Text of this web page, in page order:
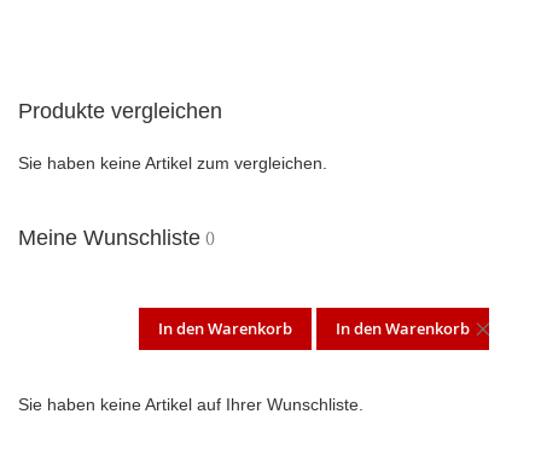
Produkte vergleichen
Sie haben keine Artikel zum vergleichen.
Meine Wunschliste
In den Warenkorb In den Warenkorb
Sie haben keine Artikel auf Ihrer Wunschliste.